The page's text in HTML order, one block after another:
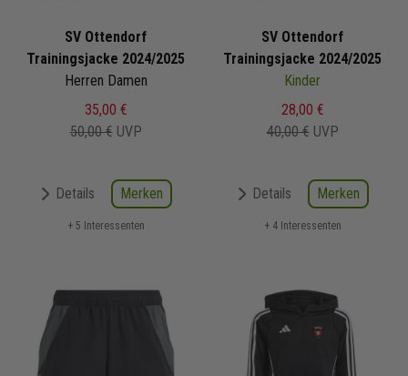
SV Ottendorf
Trainingsjacke 2024/2025
Herren Damen
35,00 €
50,00 € UVP
Details Merken
+ 5 Interessenten
SV Ottendorf
Trainingsjacke 2024/2025
Kinder
28,00 €
40,00 € UVP
Details Merken
+ 4 Interessenten